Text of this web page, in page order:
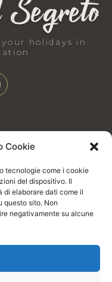
Cookie
tecnologie come i cookie
del dispositivo. Il
di elaborare dati come il
questo sito. Non
negativamente su alcune
holidays in
US